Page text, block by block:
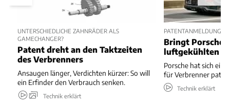
UNTERSCHIEDLICHE ZAHNRÄDER ALS
GAMECHANGER?
Patent dreht an den Taktzeiten
des Verbrenners
Ansaugen länger, Verdichten kürzer: So will
ein Erfinder den Verbrauch senken.
Technik erklärt
PATENTANMELDUNG
Bringt Porsche
luftgekühlten
Porsche hat sich ein
für Verbrenner
Technik erklärt